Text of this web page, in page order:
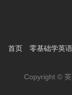
首页 零基础学英语
Copyright ©